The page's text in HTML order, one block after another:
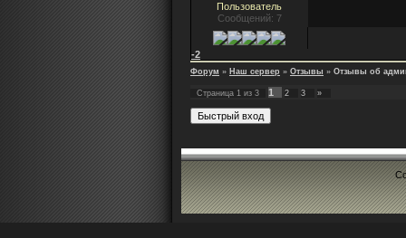
Пользователь
Сообщений: 7
-2
Форум » Наш сервер » Отзывы » Отзывы об
Страница 1 из 3 1 2 3 »